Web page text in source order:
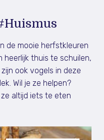
de mooie herfstkleuren
heerlijk thuis te schuilen,
ook vogels in deze
Wil je ze helpen?
altijd iets te eten